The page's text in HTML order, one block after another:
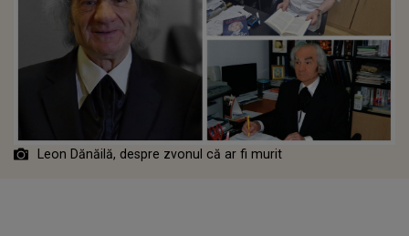
Leon Dănăilă, despre zvonul că ar fi murit